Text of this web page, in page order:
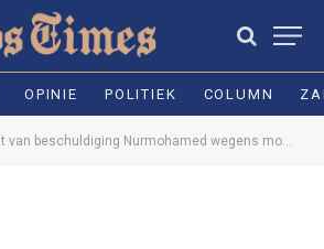
OPINIE POLITIEK COLUMN
Nurmohamed wegens mogelijke corruptie, fraude, oplichting en verduistering